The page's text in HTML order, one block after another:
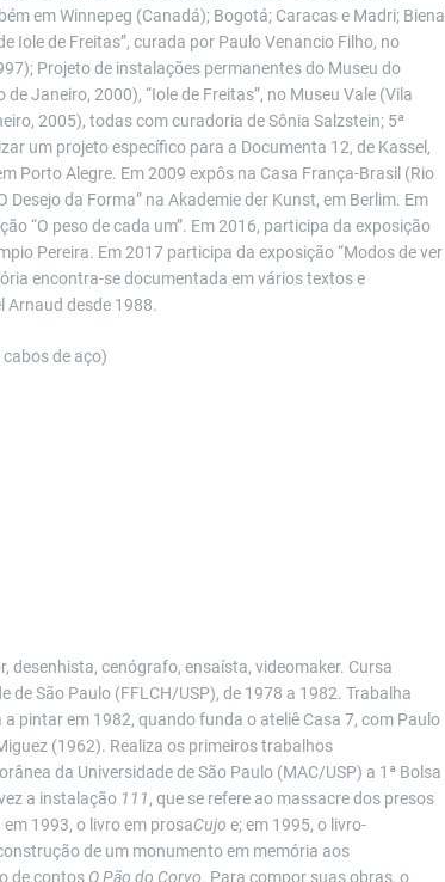
em Winnepeg (Canadá); Bogotá; Caracas e Madri; Bienal
Iole de Freitas”, curada por Paulo Venancio Filho, no
Projeto de instalações permanentes do Museu do
Janeiro, 2000), “Iole de Freitas”, no Museu Vale (Vila
2005), todas com curadoria de Sônia Salzstein; 5ª
um projeto específico para a Documenta 12, de Kassel,
Porto Alegre. Em 2009 expôs na Casa França-Brasil (Rio
da Forma” na Akademie der Kunst, em Berlim. Em
“O peso de cada um”. Em 2016, participa da exposição
Pereira. Em 2017 participa da exposição “Modos de ver
encontra-se documentada em vários textos e
Arnaud desde 1988.
de aço)
desenhista, cenógrafo, ensaísta, videomaker. Cursa
São Paulo (FFLCH/USP), de 1978 a 1982. Trabalha
a pintar em 1982, quando funda o ateliê Casa 7, com Paulo
(1962). Realiza os primeiros trabalhos
da Universidade de São Paulo (MAC/USP) a 1ª Bolsa
a instalação 111, que se refere ao massacre dos presos
1993, o livro em prosaCujo e; em 1995, o livro-
de um monumento em memória aos
de contos O Pão do Corvo. Para compor suas obras, o